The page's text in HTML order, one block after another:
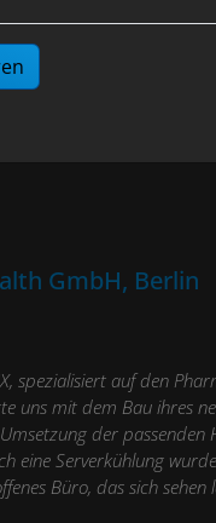
GmbH, Berlin
spezialisiert auf den
uns mit dem Bau ihres
der passenden
eine Serverkühlung
Büro, das sich sehen